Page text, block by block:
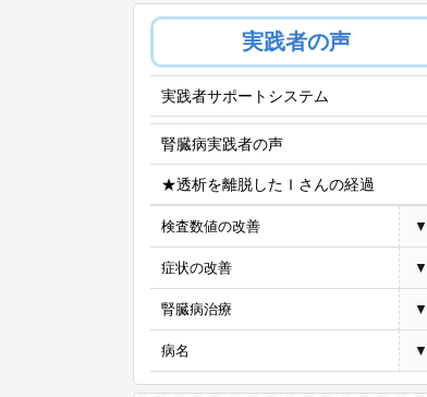
実践者の声
実践者サポートシステム
腎臓病実践者の声
★透析を離脱したＩさんの経過
検査数値の改善 ▼
症状の改善 ▼
腎臓病治療 ▼
病名 ▼